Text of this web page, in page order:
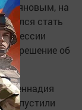
на
стать
сессии
решение об
Геннадия
запустили